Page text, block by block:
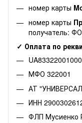
номер карты
номер карты
получатель:
✓ Оплата по
МФО 322001
АТ
ИНН
ФЛП Мусиенко